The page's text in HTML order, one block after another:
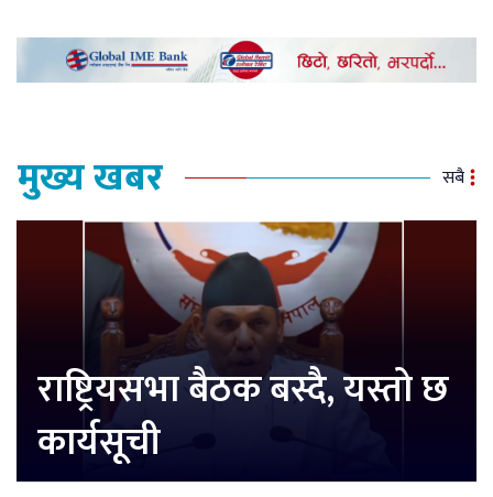
मुख्य खबर सबै
राष्ट्रियसभा बैठक बस्दै, यस्तो छ
कार्यसूची